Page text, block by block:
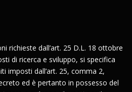
richieste dall’art. 25 D.L. 18 ottobre
di ricerca e sviluppo, si specifica
imposti dall’art. 25, comma 2,
ed è pertanto in possesso del